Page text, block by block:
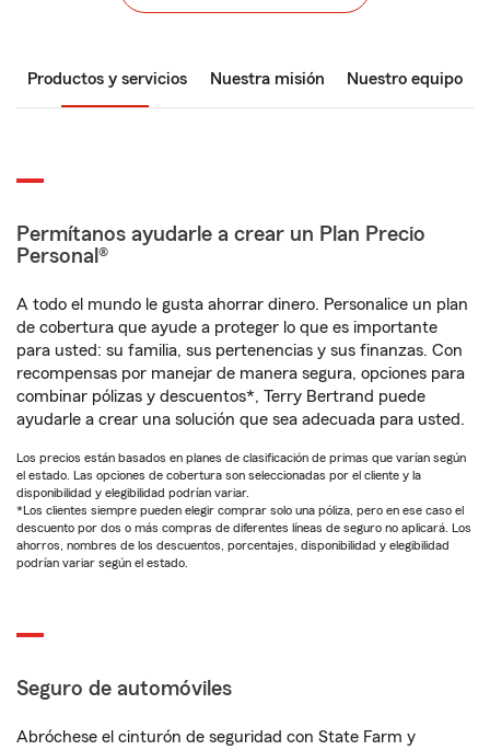
Productos y servicios Nuestra misión Nuestro equipo
Permítanos ayudarle a crear un Plan Precio
Personal®
A todo el mundo le gusta ahorrar dinero. Personalice un plan
de cobertura que ayude a proteger lo que es importante
para usted: su familia, sus pertenencias y sus finanzas. Con
recompensas por manejar de manera segura, opciones para
combinar pólizas y descuentos*, Terry Bertrand puede
ayudarle a crear una solución que sea adecuada para usted.
Los precios están basados en planes de clasificación de primas que varían según
el estado. Las opciones de cobertura son seleccionadas por el cliente y la
disponibilidad y elegibilidad podrían variar.
*Los clientes siempre pueden elegir comprar solo una póliza, pero en ese caso el
descuento por dos o más compras de diferentes líneas de seguro no aplicará. Los
ahorros, nombres de los descuentos, porcentajes, disponibilidad y elegibilidad
podrían variar según el estado.
Seguro de automóviles
Abróchese el cinturón de seguridad con State Farm y